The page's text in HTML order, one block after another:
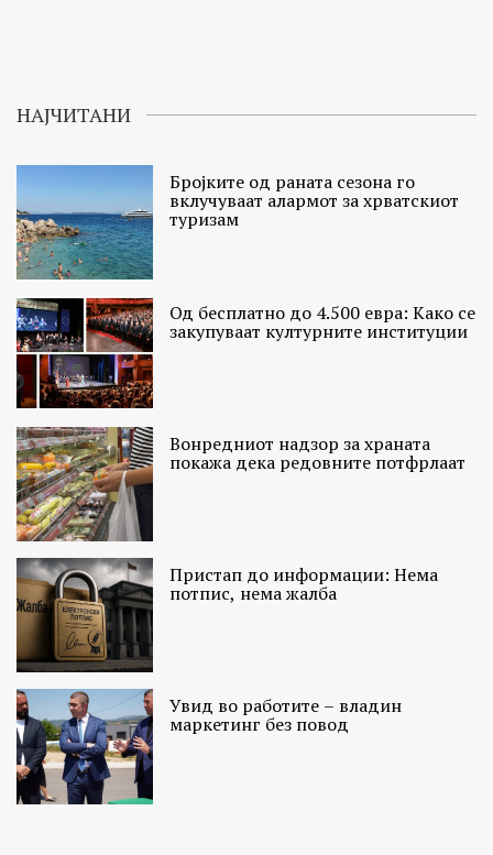
НАЈЧИТАНИ
Бројките од раната сезона го
вклучуваат алармот за хрватскиот
туризам
Од бесплатно до 4.500 евра: Како се
закупуваат културните институции
Вонредниот надзор за храната
покажа дека редовните потфрлаат
Пристап до информации: Нема
потпис, нема жалба
Увид во работите – владин
маркетинг без повод